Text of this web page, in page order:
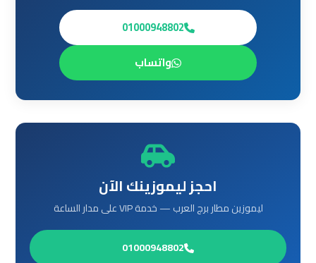
01000948802
واتساب
احجز ليموزينك الآن
ليموزين مطار برج العرب — خدمة VIP على مدار الساعة
01000948802
ليموزين
القاهرة